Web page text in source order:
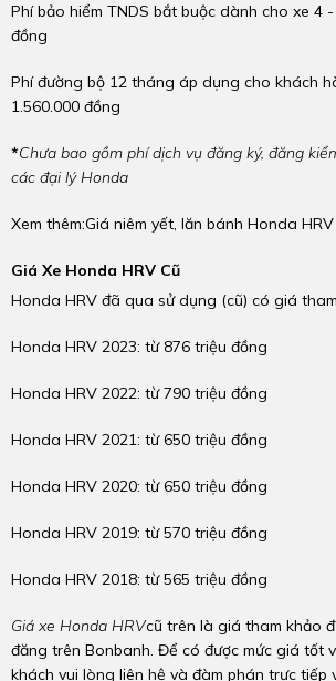
Phí bảo hiểm TNDS bắt buộc dành cho xe 4
đồng
Phí đường bộ 12 tháng áp dụng cho khách
1.560.000 đồng
*Chưa bao gồm phí dịch vụ đăng ký, đăng
các đại lý Honda
Xem thêm:Giá niêm yết, lăn bánh Honda
Giá Xe Honda HRV Cũ
Honda HRV đã qua sử dụng (cũ) có giá
Honda HRV 2023: từ 876 triệu đồng
Honda HRV 2022: từ 790 triệu đồng
Honda HRV 2021: từ 650 triệu đồng
Honda HRV 2020: từ 650 triệu đồng
Honda HRV 2019: từ 570 triệu đồng
Honda HRV 2018: từ 565 triệu đồng
Giá xe Honda HRVcũ trên là giá tham khảo
đăng trên Bonbanh. Để có được mức giá tốt
khách vui lòng liên hệ và đàm phán trực tiếp